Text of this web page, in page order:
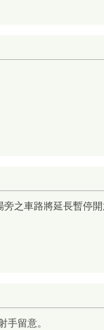
之車路將延長暫停
留意。